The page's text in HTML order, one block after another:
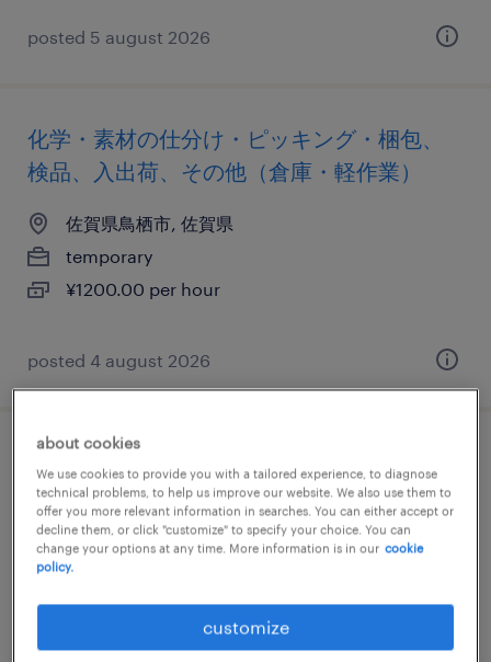
posted 5 august 2026
化学・素材の仕分け・ピッキング・梱包、
検品、入出荷、その他（倉庫・軽作業）
佐賀県鳥栖市, 佐賀県
temporary
¥1200.00 per hour
posted 4 august 2026
物流・ロジスティクスの仕分け・ピッキン
グ・梱包、個配・宅配・ルート・配送、普
通免許、その他（その他）
佐賀県その他佐賀県, 佐賀県
temporary
¥1210.00 per hour
about cookies
We use cookies to provide you with a tailored experience, to diagnose
technical problems, to help us improve our website. We also use them to
offer you more relevant information in searches. You can either accept or
decline them, or click "customize" to specify your choice. You can
change your options at any time. More information is in our cookie
policy.
customize